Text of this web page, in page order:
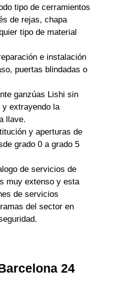
tipo de cerramientos
de rejas, chapa
tipo de material
e instalación
puertas blindadas o
ganzúas Lishi sin
extrayendo la
llave.
y aperturas de
grado 0 a grado 5
de servicios de
muy extenso y esta
de servicios
del sector en
24